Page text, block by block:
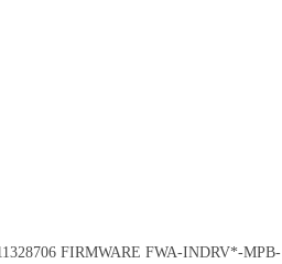
FIRMWARE FWA-INDRV*-MPB-